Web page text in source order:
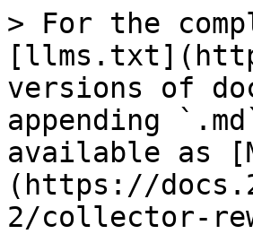
> For the
versions of
appending
available as
(https://
2/collector-